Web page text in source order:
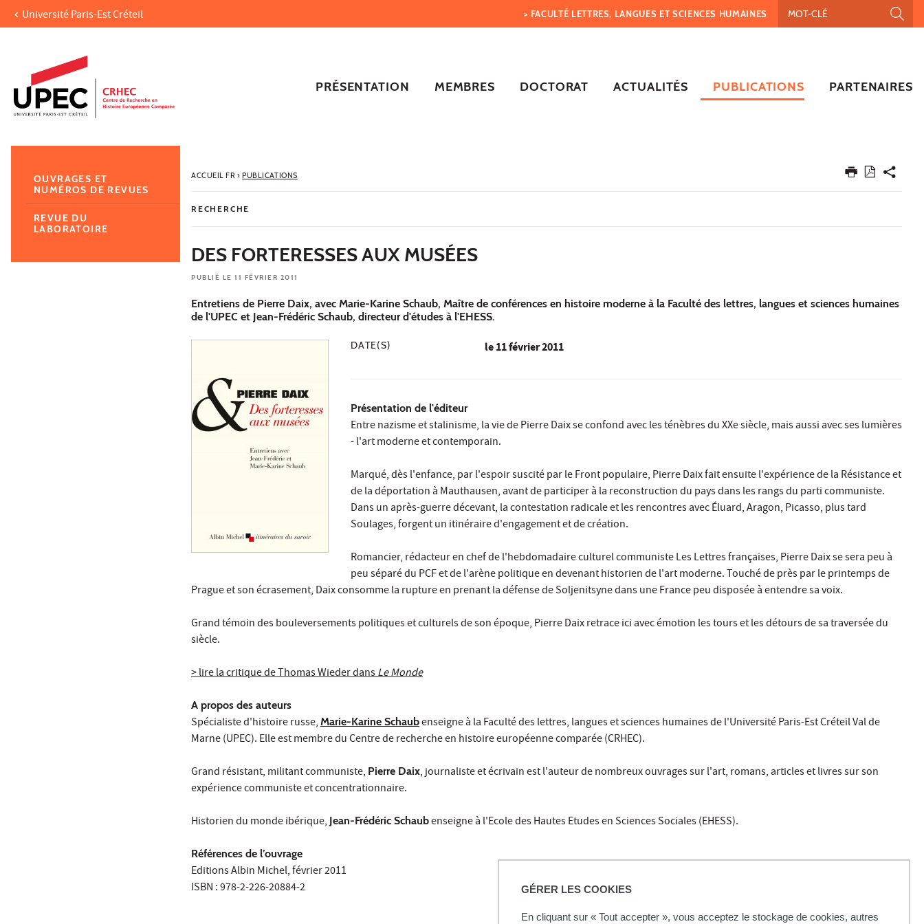
GÉRER LES COOKIES
En cliquant sur « Tout accepter », vous acceptez le stockage de cookies, autres
Aller au contenu
Recherche
Navigation secondaire
Université Paris-Est Créteil > FACULTÉ LETTRES, LANGUES ET SCIENCES HUMAINES
PRÉSENTATION MEMBRES DOCTORAT ACTUALITÉS PUBLICATIONS PARTENAIRES
ACCUEIL FR› PUBLICATIONS
RECHERCHE
DES FORTERESSES AUX MUSÉES
PUBLIÉ LE 11 FÉVRIER 2011
Entretiens de Pierre Daix, avec Marie-Karine Schaub, Maître de conférences en histoire moderne à la Faculté des lettres, langues et sciences humaines
de l'UPEC et Jean-Frédéric Schaub, directeur d'études à l'EHESS.
DATE(S) le11 février 2011
Présentation de l'éditeur
Entre nazisme et stalinisme, la vie de Pierre Daix se confond avec les ténèbres du XXe siècle, mais aussi avec ses lumières
- l'art moderne et contemporain.
Marqué, dès l'enfance, par l'espoir suscité par le Front populaire, Pierre Daix fait ensuite l'expérience de la Résistance et
de la déportation à Mauthausen, avant de participer à la reconstruction du pays dans les rangs du parti communiste.
Dans un après-guerre décevant, la contestation radicale et les rencontres avec Éluard, Aragon, Picasso, plus tard
Soulages, forgent un itinéraire d'engagement et de création.
Romancier, rédacteur en chef de l'hebdomadaire culturel communiste Les Lettres françaises, Pierre Daix se sera peu à
peu séparé du PCF et de l'arène politique en devenant historien de l'art moderne. Touché de près par le printemps de
Prague et son écrasement, Daix consomme la rupture en prenant la défense de Soljenitsyne dans une France peu disposée à entendre sa voix.
Grand témoin des bouleversements politiques et culturels de son époque, Pierre Daix retrace ici avec émotion les tours et les détours de sa traversée du
siècle.
> lire la critique de Thomas Wieder dansLe Monde
A propos des auteurs
Spécialiste d'histoire russe, Marie-Karine Schaubenseigne à la Faculté des lettres, langues et sciences humaines de l'Université Paris-Est Créteil Val de
Marne (UPEC). Elle est membre du Centre de recherche en histoire européenne comparée (CRHEC).
Grand résistant, militant communiste, Pierre Daix, journaliste et écrivain est l'auteur de nombreux ouvrages sur l'art, romans, articles et livres sur son
expérience communiste et concentrationnaire.
Historien du monde ibérique, Jean-Frédéric Schaubenseigne à l'Ecole des Hautes Etudes en Sciences Sociales (EHESS).
Références de l’ouvrage
Editions Albin Michel, février 2011
ISBN : 978-2-226-20884-2
OUVRAGES ET
NUMÉROS DE REVUES
REVUE DU
LABORATOIRE